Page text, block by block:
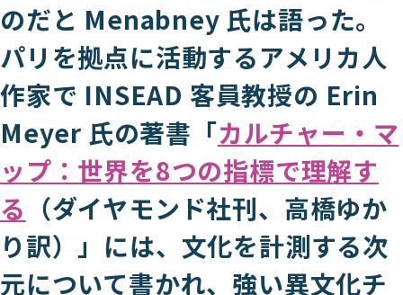
のだと Menabney 氏は語った。
パリを拠点に活動するアメリカ人
作家で INSEAD 客員教授の Erin
Meyer 氏の著書「カルチャー・マ
ップ：世界を8つの指標で理解す
る （ダイヤモンド社刊、高橋ゆか
り訳）」には、文化を計測する次
元について書かれ、強い異文化チ